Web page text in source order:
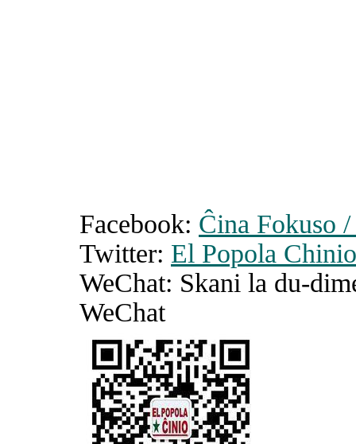
Facebook: Ĉina Fokuso
Twitter: El Popola Chinio
WeChat: Skani la du-
WeChat